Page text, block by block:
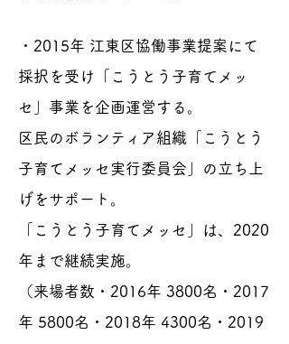
​・2015年 江東区協働事業提案にて
採択を受け「こうとう子育てメッ
セ」事業を企画運営する。
区民のボランティア組織「こうとう
子育てメッセ実行委員会」の立ち上
げをサポート。
「こうとう子育てメッセ」は、2020
年まで継続実施。
（来場者数・2016年 3800名・2017
年 5800名・2018年 4300名・2019